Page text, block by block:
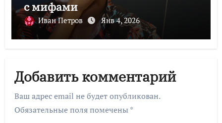
с мифами
Иван Петров Янв 4, 2026
Добавить комментарий
Ваш адрес email не будет опубликован.
Обязательные поля помечены *